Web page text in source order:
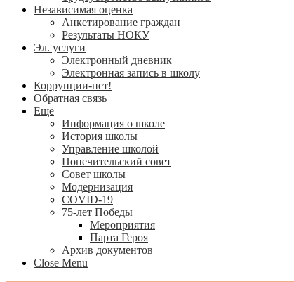
Независимая оценка
Анкетирование граждан
Результаты НОКУ
Эл. услуги
Электронный дневник
Электронная запись в школу
Коррупции-нет!
Обратная связь
Ещё
Информация о школе
История школы
Управление школой
Попечительский совет
Совет школы
Модернизация
COVID-19
75-лет Победы
Мероприятия
Парта Героя
Архив документов
Close Menu